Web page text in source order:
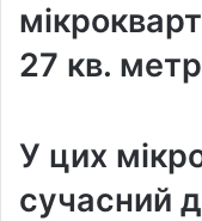
27 кв.
У цих
сучасний